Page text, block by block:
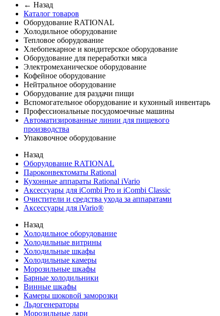
← Назад
Каталог товаров
Оборудование RATIONAL
Холодильное оборудование
Тепловое оборудование
Хлебопекарное и кондитерское оборудование
Оборудование для переработки мяса
Электромеханическое оборудование
Кофейное оборудование
Нейтральное оборудование
Оборудование для раздачи пищи
Вспомогательное оборудование и кухонный инвентарь
Профессиональные посудомоечные машины
Автоматизированные линии для пищевого
производства
Упаковочное оборудование
Назад
Оборудование RATIONAL
Пароконвектоматы Rational
Кухонные аппараты Rational iVario
Аксессуары для iCombi Pro и iCombi Classic
Очистители и средства ухода за аппаратами
Аксессуары для iVario®
Назад
Холодильное оборудование
Холодильные витрины
Холодильные шкафы
Холодильные камеры
Морозильные шкафы
Барные холодильники
Винные шкафы
Камеры шоковой заморозки
Льдогенераторы
Морозильные лари